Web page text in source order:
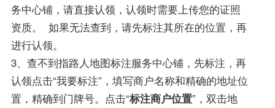
务中心铺，请直接认领，认领时需要上传您的证照
资质。 如果无法查到，请先标注其所在的位置，再
进行认领。
3、查不到指路人地图标注服务中心铺，先标注，再
认领点击“我要标注”，填写商户名称和精确的地址位
置，精确到门牌号。点击“标注商户位置”，双击地